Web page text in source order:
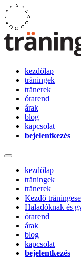
kezdőlap
träningek
tränerek
órarend
árak
blog
kapcsolat
bejelentkezés
kezdőlap
träningek
tränerek
Kezdő
Haladóknak és
órarend
árak
blog
kapcsolat
bejelentkezés